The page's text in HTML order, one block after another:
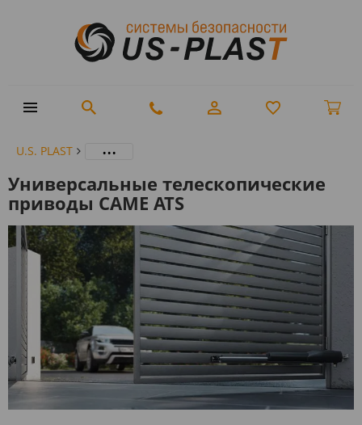
U.S. PLAST ...
Универсальные телескопические
приводы CAME ATS